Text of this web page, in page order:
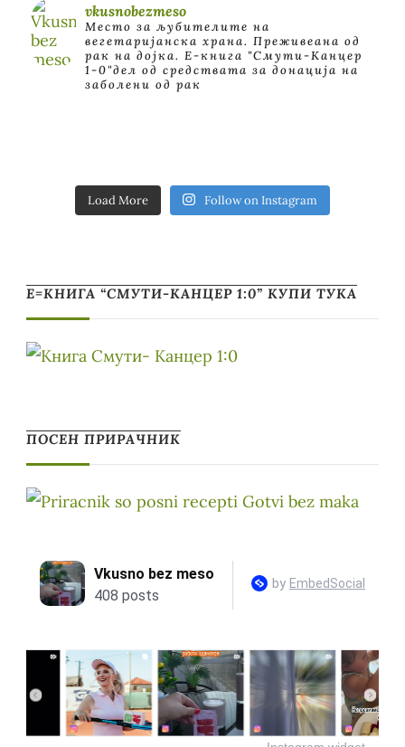
vkusnobezmeso
Место за љубителите на
вегетаријанска храна. Преживеана од
рак на дојка. E-книга "Смути-Канцер
1-0"дел од средствата за донација на
заболени од рак
Load More Follow on Instagram
Е=КНИГА “СМУТИ-КАНЦЕР 1:0” КУПИ ТУКА
ПОСЕН ПРИРАЧНИК